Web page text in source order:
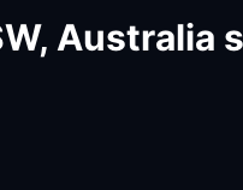
Australia